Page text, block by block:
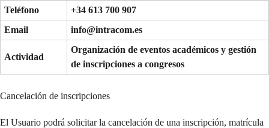
Teléfono
+34 613 700 907
Email
info@intracom.es
Actividad
Organización de eventos académicos y gestión
de inscripciones a congresos
Cancelación de inscripciones
El Usuario podrá solicitar la cancelación de una inscripción, matrícula